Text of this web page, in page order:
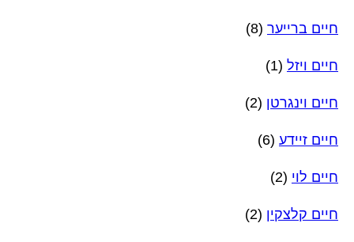
חיים ברייער (8)
חיים ויזל (1)
חיים וינגרטן (2)
חיים זיידע (6)
חיים לוי (2)
חיים קלצקין (2)